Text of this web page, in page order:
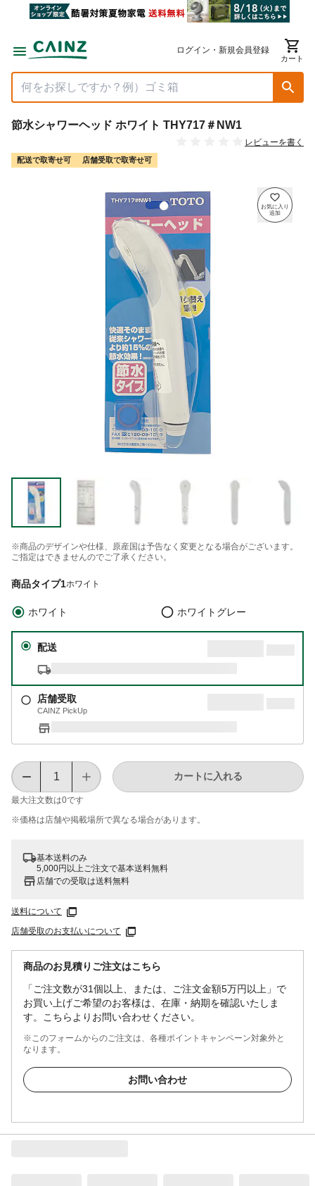
ログイン・新規会員登録
カート
節水シャワーヘッド ホワイト THY717＃NW1
レビューを書く
配送で取寄せ可 店舗受取で取寄せ可
※商品のデザインや仕様、原産国は予告なく変更となる場合がございます。
ご指定はできませんのでご了承ください。
商品タイプ1ホワイト
ホワイト ホワイトグレー
配送
店舗受取
CAINZ PickUp
最大注文数は0です
カートに入れる
※価格は​店舗や​掲載場所で​異なる​場合が​あります。
基本送料のみ
5,000円以上ご注文で基本送料無料
店舗での受取は送料無料
送料について
店舗受取のお支払いについて
商品のお見積りご注文はこちら
「ご注文数が31個以上、または、ご注文金額5万円以上」で
お買い上げご希望のお客様は、在庫・納期を確認いたしま
す。こちらよりお問い合わせください。
※このフォームからのご注文は、各種ポイントキャンペーン対象外と
なります。
お問い合わせ